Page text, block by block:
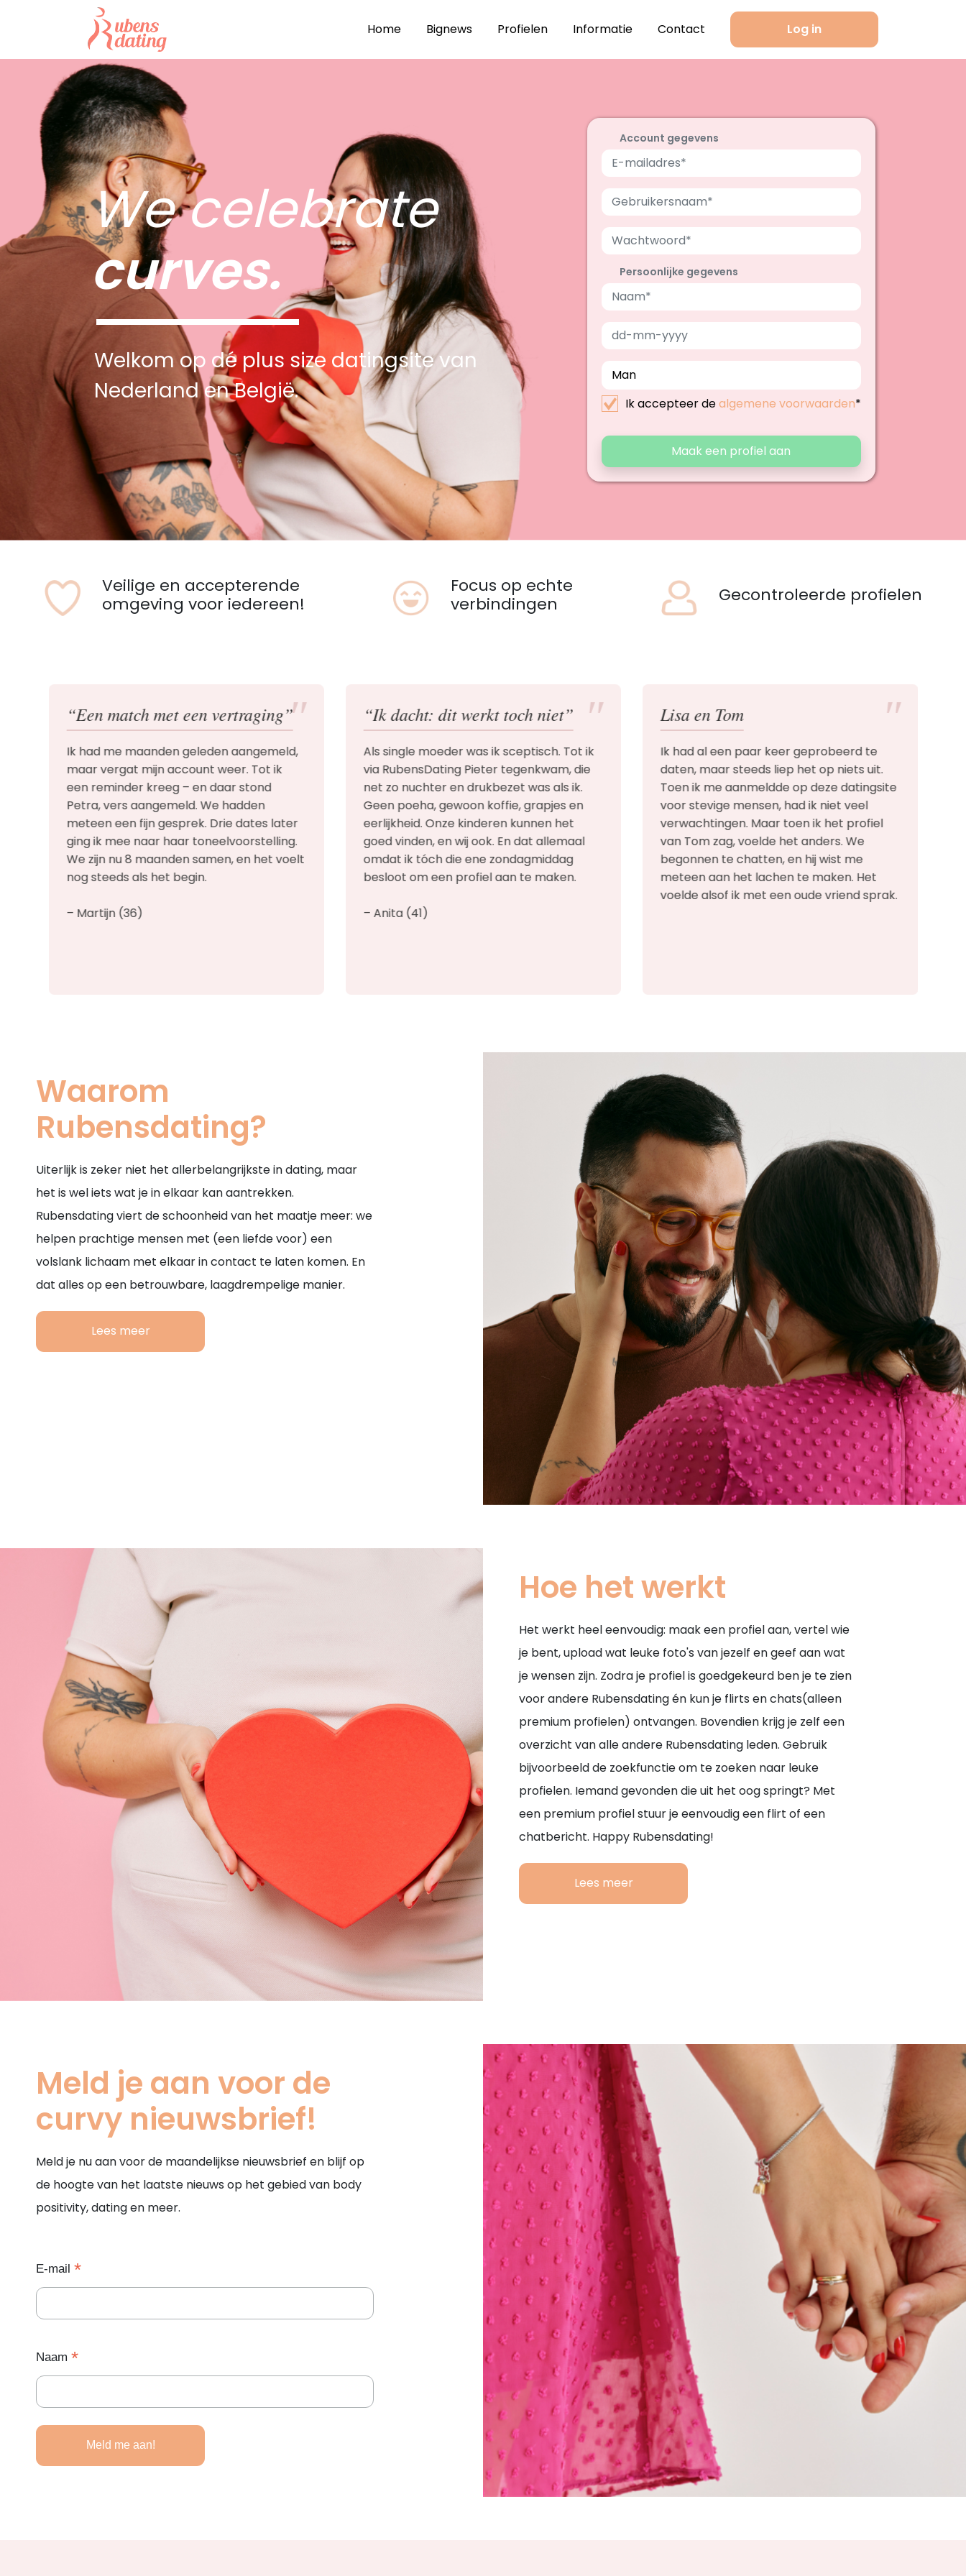
Home Bignews Profielen Informatie Contact Log in
We celebrate
curves.
Welkom op dé plus size datingsite van
Nederland en België.
Account gegevens
Persoonlijke gegevens
Ik accepteer dealgemene voorwaarden*
Maak een profiel aan
Veilige en accepterende
omgeving voor iedereen!
Focus op echte
verbindingen
Gecontroleerde profielen
″
“Een match met een vertraging”
Ik had me maanden geleden aangemeld,
maar vergat mijn account weer. Tot ik
een reminder kreeg – en daar stond
Petra, vers aangemeld. We hadden
meteen een fijn gesprek. Drie dates later
ging ik mee naar haar toneelvoorstelling.
We zijn nu 8 maanden samen, en het voelt
nog steeds als het begin.
– Martijn (36)
″
“Ik dacht: dit werkt toch niet”
Als single moeder was ik sceptisch. Tot ik
via RubensDating Pieter tegenkwam, die
net zo nuchter en drukbezet was als ik.
Geen poeha, gewoon koffie, grapjes en
eerlijkheid. Onze kinderen kunnen het
goed vinden, en wij ook. En dat allemaal
omdat ik tóch die ene zondagmiddag
besloot om een profiel aan te maken.
– Anita (41)
″
Lisa en Tom
Ik had al een paar keer geprobeerd te
daten, maar steeds liep het op niets uit.
Toen ik me aanmeldde op deze datingsite
voor stevige mensen, had ik niet veel
verwachtingen. Maar toen ik het profiel
van Tom zag, voelde het anders. We
begonnen te chatten, en hij wist me
meteen aan het lachen te maken. Het
voelde alsof ik met een oude vriend sprak.
Waarom
Rubensdating?
Uiterlijk is zeker niet het allerbelangrijkste in dating, maar
het is wel iets wat je in elkaar kan aantrekken.
Rubensdating viert de schoonheid van het maatje meer: we
helpen prachtige mensen met (een liefde voor) een
volslank lichaam met elkaar in contact te laten komen. En
dat alles op een betrouwbare, laagdrempelige manier.
Lees meer
Hoe het werkt
Het werkt heel eenvoudig: maak een profiel aan, vertel wie
je bent, upload wat leuke foto's van jezelf en geef aan wat
je wensen zijn. Zodra je profiel is goedgekeurd ben je te zien
voor andere Rubensdating én kun je flirts en chats(alleen
premium profielen) ontvangen. Bovendien krijg je zelf een
overzicht van alle andere Rubensdating leden. Gebruik
bijvoorbeeld de zoekfunctie om te zoeken naar leuke
profielen. Iemand gevonden die uit het oog springt? Met
een premium profiel stuur je eenvoudig een flirt of een
chatbericht. Happy Rubensdating!
Lees meer
Meld je aan voor de
curvy nieuwsbrief!
Meld je nu aan voor de maandelijkse nieuwsbrief en blijf op
de hoogte van het laatste nieuws op het gebied van body
positivity, dating en meer.
E-mail *
Naam *